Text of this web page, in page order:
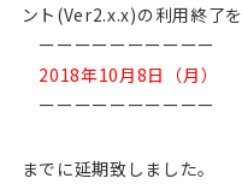
ント(Ver2.x.x)の利用終了を
ーーーーーーーーーー
2018年10月8日（月）
ーーーーーーーーーー
までに延期致しました。